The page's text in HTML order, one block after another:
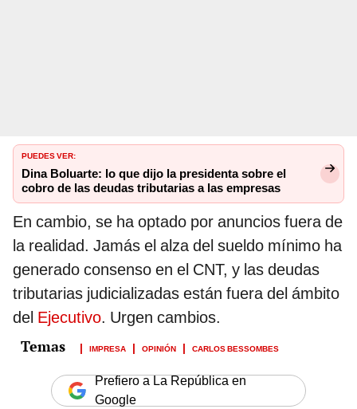
PUEDES VER:
Dina Boluarte: lo que dijo la presidenta sobre el
cobro de las deudas tributarias a las empresas
En cambio, se ha optado por anuncios fuera de
la realidad. Jamás el alza del sueldo mínimo ha
generado consenso en el CNT, y las deudas
tributarias judicializadas están fuera del ámbito
del Ejecutivo. Urgen cambios.
IMPRESA OPINIÓN CARLOS BESSOMBES
Prefiero a La República en
Google